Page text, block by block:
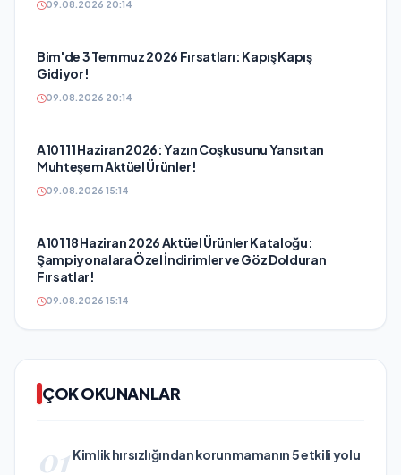
09.08.2026 20:14
Bim'de 3 Temmuz 2026 Fırsatları: Kapış Kapış
Gidiyor!
09.08.2026 20:14
A101 11 Haziran 2026: Yazın Coşkusunu Yansıtan
Muhteşem Aktüel Ürünler!
09.08.2026 15:14
A101 18 Haziran 2026 Aktüel Ürünler Kataloğu:
Şampiyonalara Özel İndirimler ve Göz Dolduran
Fırsatlar!
09.08.2026 15:14
ÇOK OKUNANLAR
01 Kimlik hırsızlığından korunmamanın 5 etkili yolu